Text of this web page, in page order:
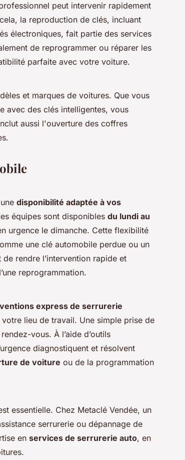
peut intervenir rapidement
la reproduction de clés, incluant
électroniques, fait partie des services
de reprogrammer ou réparer les
parfaite avec votre voiture.
et marques de voitures. Que vous
avec des clés intelligentes, vous
aussi l'ouverture des coffres
disponibilité adaptée à vos
équipes sont disponibles du lundi au
urgence le dimanche. Cette flexibilité
une clé automobile perdue ou un
rendre l’intervention rapide et
reprogrammation.
express de serrurerie
lieu de travail. Une simple prise de
vous. À l’aide d’outils
diagnostiquent et résolvent
de voiture ou de la programmation
essentielle. Chez Metaclé Vendée, un
serrurerie ou dépannage de
en services de serrurerie auto, en